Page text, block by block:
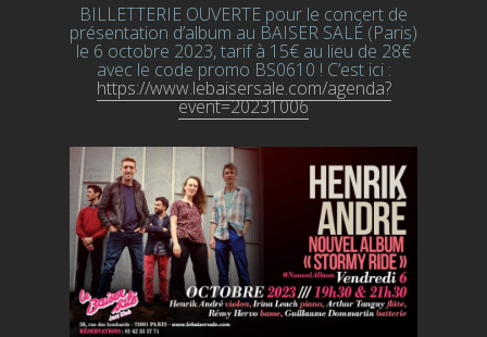
BILLETTERIE OUVERTE pour le concert de
présentation d’album au BAISER SALÉ (Paris)
le 6 octobre 2023, tarif à 15€ au lieu de 28€
avec le code promo BS0610 ! C’est ici :
https://www.lebaisersale.com/agenda?
event=20231006